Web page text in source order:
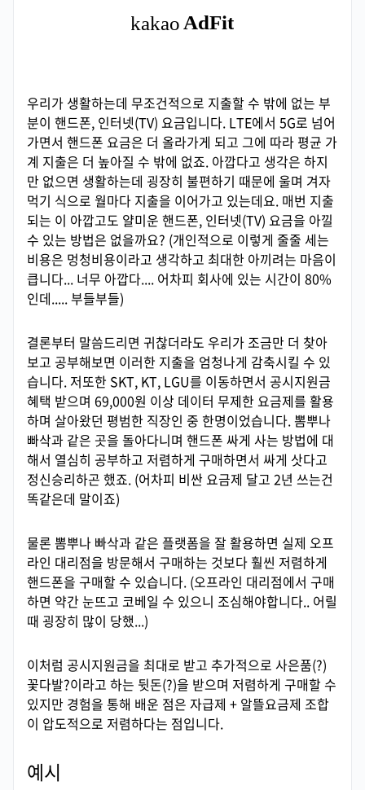
우리가 생활하는데 무조건적으로 지출할 수 밖에 없는 부
분이 핸드폰, 인터넷(TV) 요금입니다. LTE에서 5G로 넘어
가면서 핸드폰 요금은 더 올라가게 되고 그에 따라 평균 가
계 지출은 더 높아질 수 밖에 없죠. 아깝다고 생각은 하지
만 없으면 생활하는데 굉장히 불편하기 때문에 울며 겨자
먹기 식으로 월마다 지출을 이어가고 있는데요. 매번 지출
되는 이 아깝고도 얄미운 핸드폰, 인터넷(TV) 요금을 아낄
수 있는 방법은 없을까요? (개인적으로 이렇게 줄줄 세는
비용은 멍청비용이라고 생각하고 최대한 아끼려는 마음이
큽니다... 너무 아깝다.... 어차피 회사에 있는 시간이 80%
인데..... 부들부들)
결론부터 말씀드리면 귀찮더라도 우리가 조금만 더 찾아
보고 공부해보면 이러한 지출을 엄청나게 감축시킬 수 있
습니다. 저또한 SKT, KT, LGU를 이동하면서 공시지원금
혜택 받으며 69,000원 이상 데이터 무제한 요금제를 활용
하며 살아왔던 평범한 직장인 중 한명이었습니다. 뽐뿌나
빠삭과 같은 곳을 돌아다니며 핸드폰 싸게 사는 방법에 대
해서 열심히 공부하고 저렴하게 구매하면서 싸게 삿다고
정신승리하곤 했죠. (어차피 비싼 요금제 달고 2년 쓰는건
똑같은데 말이죠)
물론 뽐뿌나 빠삭과 같은 플랫폼을 잘 활용하면 실제 오프
라인 대리점을 방문해서 구매하는 것보다 훨씬 저렴하게
핸드폰을 구매할 수 있습니다. (오프라인 대리점에서 구매
하면 약간 눈뜨고 코베일 수 있으니 조심해야합니다.. 어릴
때 굉장히 많이 당했...)
이처럼 공시지원금을 최대로 받고 추가적으로 사은품(?)
꽃다발?이라고 하는 뒷돈(?)을 받으며 저렴하게 구매할 수
있지만 경험을 통해 배운 점은 자급제 + 알뜰요금제 조합
이 압도적으로 저렴하다는 점입니다.
예시